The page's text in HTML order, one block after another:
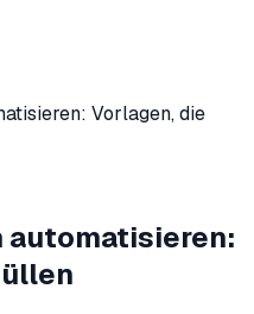
Vorlagen, die
automatisieren: